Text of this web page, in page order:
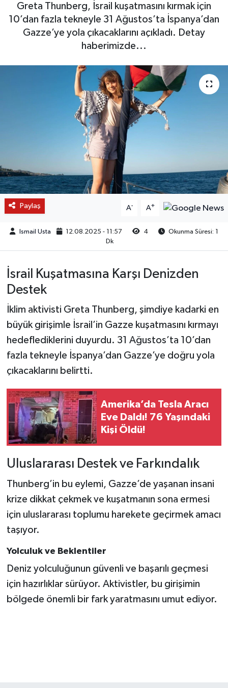
Greta Thunberg, İsrail kuşatmasını kırmak için
10’dan fazla tekneyle 31 Ağustos’ta İspanya’dan
Gazze’ye yola çıkacaklarını açıkladı. Detay
haberimizde...
Paylaş A- A+
Ismail Usta 12.08.2025 - 11:57 4
Okunma Süresi: 1
Dk
İsrail Kuşatmasına Karşı Denizden
Destek
İklim aktivisti Greta Thunberg, şimdiye kadarki en
büyük girişimle İsrail’in Gazze kuşatmasını kırmayı
hedeflediklerini duyurdu. 31 Ağustos’ta 10’dan
fazla tekneyle İspanya’dan Gazze’ye doğru yola
çıkacaklarını belirtti.
Amerika’da Tesla Aracı
Eve Daldı! 76 Yaşındaki
Kişi Öldü!
Uluslararası Destek ve Farkındalık
Thunberg’in bu eylemi, Gazze’de yaşanan insani
krize dikkat çekmek ve kuşatmanın sona ermesi
için uluslararası toplumu harekete geçirmek amacı
taşıyor.
Yolculuk ve Beklentiler
Deniz yolculuğunun güvenli ve başarılı geçmesi
için hazırlıklar sürüyor. Aktivistler, bu girişimin
bölgede önemli bir fark yaratmasını umut ediyor.